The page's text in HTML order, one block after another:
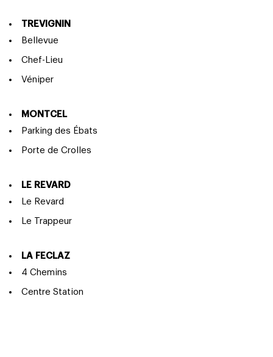
TREVIGNIN
Bellevue
Chef-Lieu
Véniper
MONTCEL
Parking des Ébats
Porte de Crolles
LE REVARD
Le Revard
Le Trappeur
LA FECLAZ
4 Chemins
Centre Station